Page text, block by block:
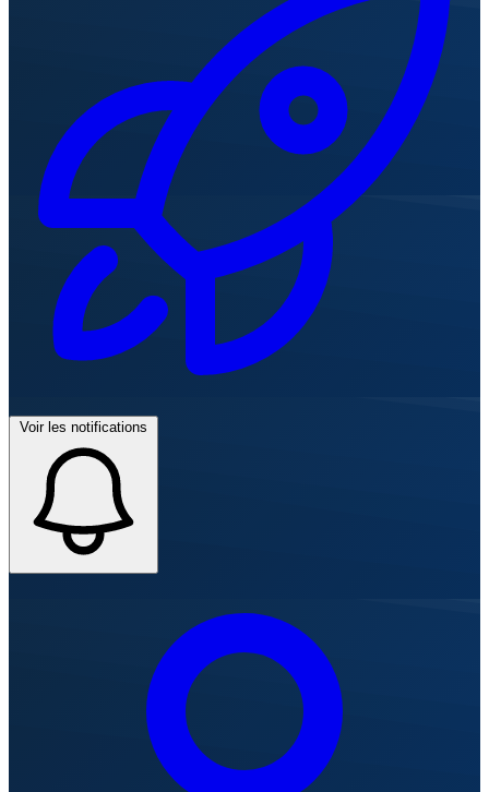
Voir les notifications